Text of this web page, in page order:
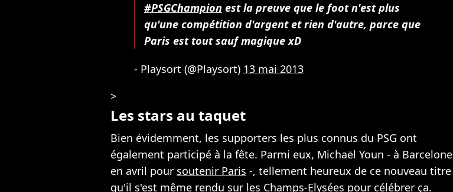
#PSGChampion est la preuve que le foot n'est plus
qu'une compétition d'argent et rien d'autre, parce que
Paris est tout sauf magique xD
- Playsort (@Playsort) 13 mai 2013
>
Les stars au taquet
Bien évidemment, les supporters les plus connus du PSG ont
également participé à la fête. Parmi eux, Michaël Youn - à Barcelone
en avril pour soutenir Paris -, tellement heureux de ce nouveau titre
qu'il s'est même rendu sur les Champs-Elysées pour célébrer ça.